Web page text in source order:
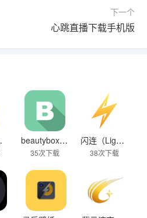
下一个
心跳直播下载手机版
新版 beautybox 小绿盒正版最新免费下载
35次下载
闪连（LightningX）加速器app
38次下载